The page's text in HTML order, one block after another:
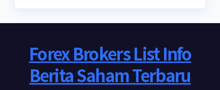
Forex Brokers List Info
Berita Saham Terbaru